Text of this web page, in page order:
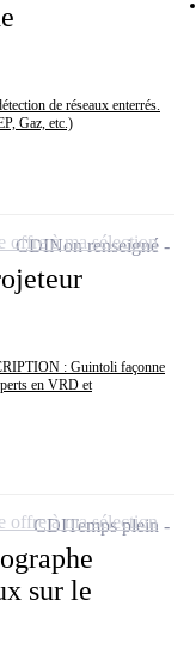
de réseaux enterrés.
Gaz, etc.)
: Guintoli façonne
en VRD et
CDINon renseigné
offre à ma sélection
sur le
CDITemps plein
offre à ma sélection